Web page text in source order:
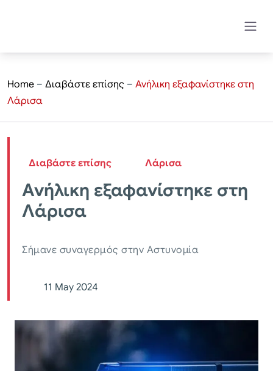
Home – Διαβάστε επίσης – Ανήλικη εξαφανίστηκε στη
Λάρισα
Διαβάστε επίσης Λάρισα
Ανήλικη εξαφανίστηκε στη
Λάρισα
Σήμανε συναγερμός στην Αστυνομία
11 May 2024